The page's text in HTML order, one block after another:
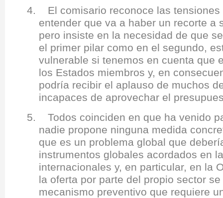
4. El comisario reconoce las tensiones
entender que va a haber un recorte a
pero insiste en la necesidad de que
el primer pilar como en el segundo,
vulnerable si tenemos en cuenta que
los Estados miembros y, en
podría recibir el aplauso de muchos
incapaces de aprovechar el
5. Todos coinciden en que ha venido
nadie propone ninguna medida
que es un problema global que
instrumentos globales acordados en
internacionales y, en particular, en la
la oferta por parte del propio sector
mecanismo preventivo que requiere